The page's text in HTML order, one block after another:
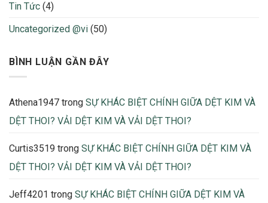
Tin Tức (4)
Uncategorized @vi (50)
BÌNH LUẬN GẦN ĐÂY
Athena1947 trong SỰ KHÁC BIỆT CHÍNH GIỮA DỆT KIM VÀ
DỆT THOI? VẢI DỆT KIM VÀ VẢI DỆT THOI?
Curtis3519 trong SỰ KHÁC BIỆT CHÍNH GIỮA DỆT KIM VÀ
DỆT THOI? VẢI DỆT KIM VÀ VẢI DỆT THOI?
Jeff4201 trong SỰ KHÁC BIỆT CHÍNH GIỮA DỆT KIM VÀ